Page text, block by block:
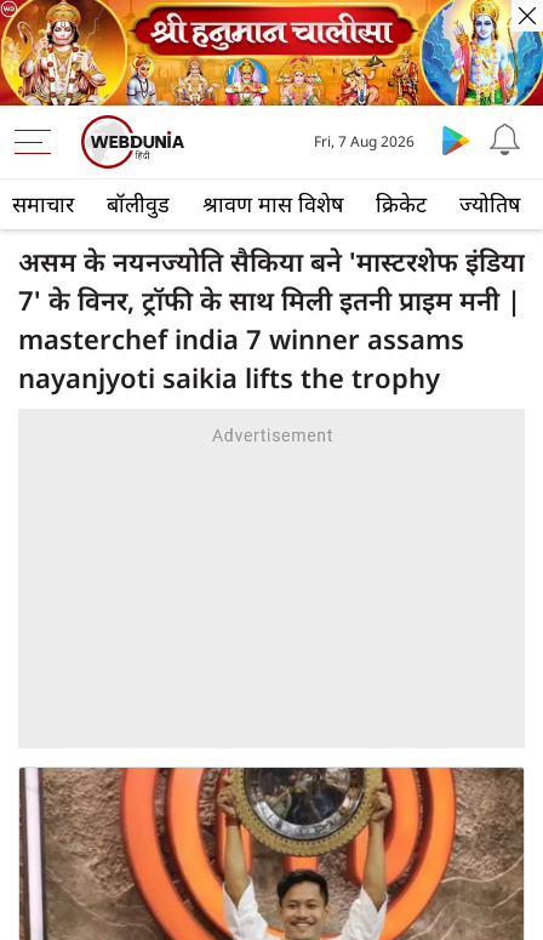
समाचार बॉलीवुड श्रावण मास विशेष क्रिकेट ज्योतिष
Fri, 7 Aug 2026
असम के नयनज्योति सैकिया बने 'मास्टरशेफ इंडिया
7' के विनर, ट्रॉफी के साथ मिली इतनी प्राइम मनी |
masterchef india 7 winner assams
nayanjyoti saikia lifts the trophy